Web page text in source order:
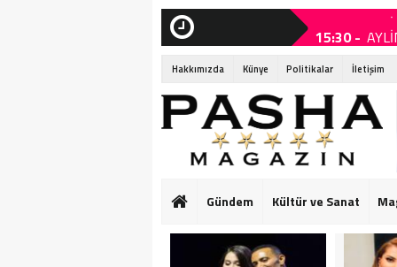
15:30 -
15:25 -
15:05 -
14:15 -
14:15 -
01:55 -
01:50 -
HARBİYE’DE
Hakkımızda Künye Politikalar İletişim
Gündem Kültür ve Sanat